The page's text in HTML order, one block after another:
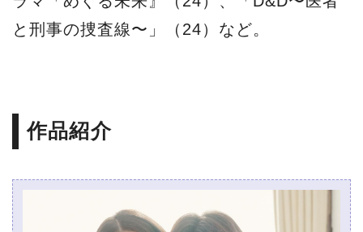
と刑事の捜査線〜」（24）など。
作品紹介